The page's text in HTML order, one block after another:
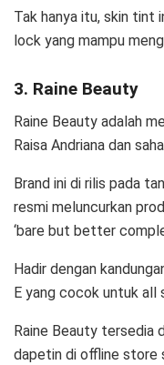
Tak hanya itu, skin tint
lock yang mampu
3. Raine Beauty
Raine Beauty adalah
Raisa Andriana dan
Brand ini di rilis pada
resmi meluncurkan
‘bare but better
Hadir dengan
E yang cocok untuk all
Raine Beauty tersedia
dapetin di offline store